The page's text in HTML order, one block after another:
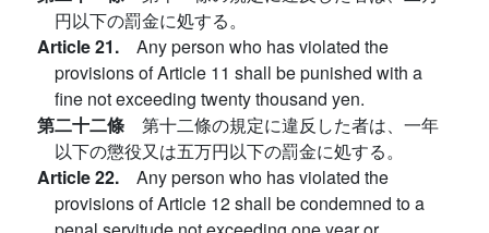
円以下の罰金に処する。
Article 21. Any person who has violated the
provisions of Article 11 shall be punished with a
fine not exceeding twenty thousand yen.
第二十二條 第十二條の規定に違反した者は、一年
以下の懲役又は五万円以下の罰金に処する。
Article 22. Any person who has violated the
provisions of Article 12 shall be condemned to a